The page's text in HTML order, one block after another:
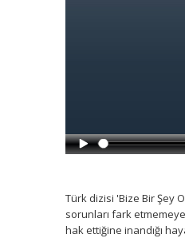
Türk dizisi 'Bize Bir Şey
sorunları fark etmemeye
hak ettiğine inandığı